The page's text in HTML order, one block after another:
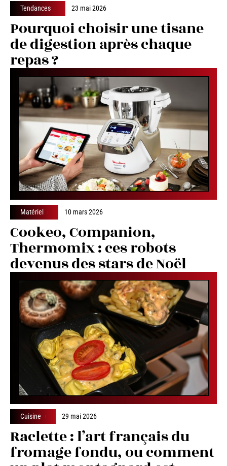
Tendances 23 mai 2026
Pourquoi choisir une tisane
de digestion après chaque
repas ?
Matériel 10 mars 2026
Cookeo, Companion,
Thermomix : ces robots
devenus des stars de Noël
Cuisine 29 mai 2026
Raclette : l’art français du
fromage fondu, ou comment